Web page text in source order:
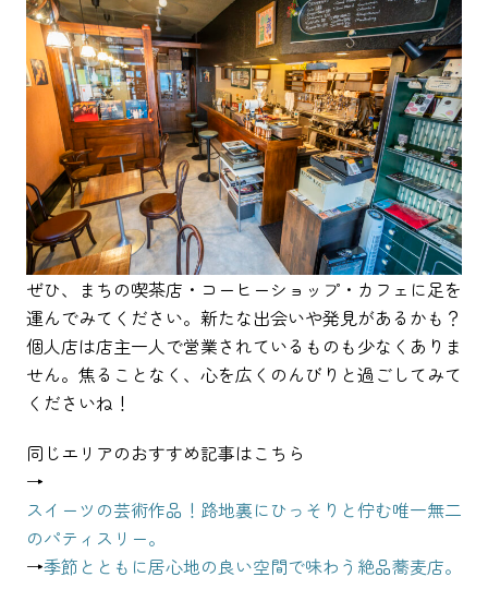
ぜひ、まちの喫茶店・コーヒーショップ・カフェに足を
運んでみてください。新たな出会いや発見があるかも？
個人店は店主一人で営業されているものも少なくありま
せん。焦ることなく、心を広くのんびりと過ごしてみて
くださいね！
同じエリアのおすすめ記事はこちら
→
スイーツの芸術作品！路地裏にひっそりと佇む唯一無二
のパティスリー。
→季節とともに居心地の良い空間で味わう絶品蕎麦店。